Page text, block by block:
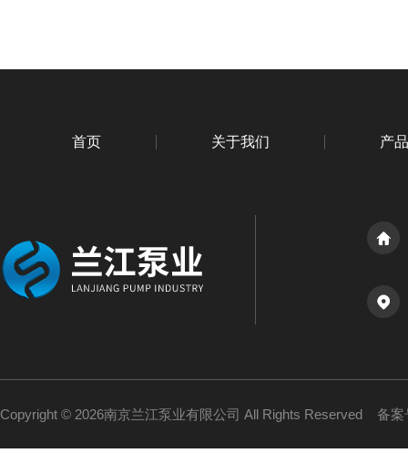
首页 关于我们 产
Copyright © 2026南京兰江泵业有限公司 All Rights Reserved 备案